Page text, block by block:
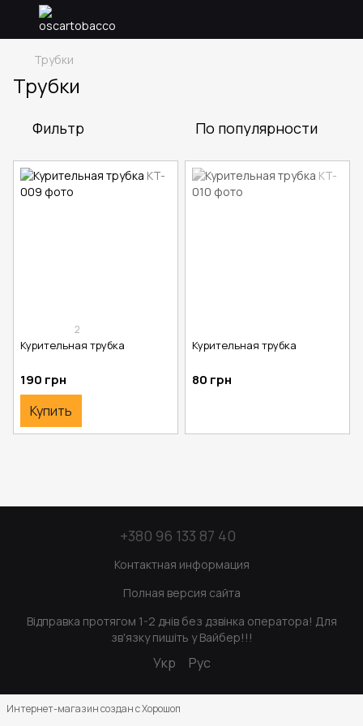
Трубки
Трубки
Фильтр По популярности
2
Курительная трубка
190 грн
Купить
Курительная трубка
80 грн
+380 96 133 87 40
Контактная информация
Полная версия сайта
Відправка протягом 1-2 днів без дзвінка оператора! Для
зв'язку пишіть у Вайбер!!!
Укр Рус
Интернет-магазин создан с Хорошоп